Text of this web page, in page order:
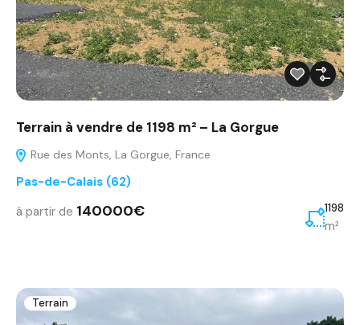
Terrain à vendre de 1198 m² – La Gorgue
Rue des Monts, La Gorgue, France
Pas-de-Calais (62)
à partir de 140000€ 1198
m²
Terrain